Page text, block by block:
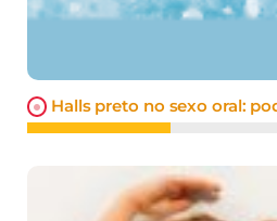
Halls preto no sexo oral: